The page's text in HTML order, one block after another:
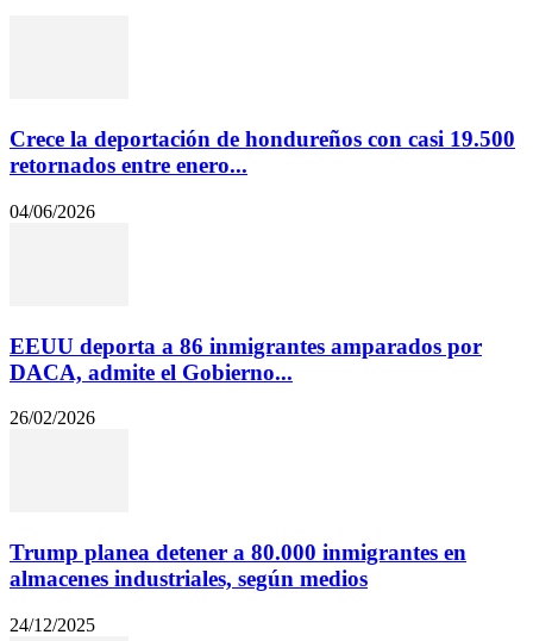
Crece la deportación de hondureños con casi 19.500
retornados entre enero...
04/06/2026
EEUU deporta a 86 inmigrantes amparados por
DACA, admite el Gobierno...
26/02/2026
Trump planea detener a 80.000 inmigrantes en
almacenes industriales, según medios
24/12/2025